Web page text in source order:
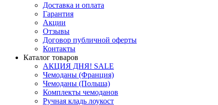
Доставка и оплата
Гарантия
Акции
Отзывы
Договор публичной оферты
Контакты
Каталог товаров
АКЦИЯ ДНЯ! SALE
Чемоданы (Франция)
Чемоданы (Польша)
Комплекты чемоданов
Ручная кладь лоукост